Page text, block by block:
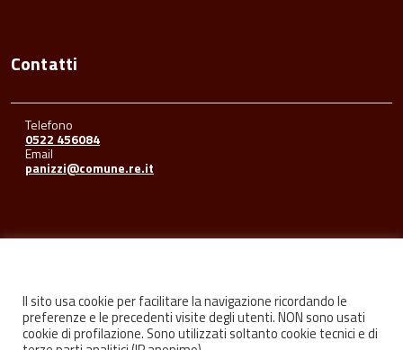
Contatti
Telefono
0522 456084
Email
panizzi@comune.re.it
FacebookYoutubeInstagram
Il sito usa cookie per facilitare la navigazione ricordando le
preferenze e le precedenti visite degli utenti. NON sono usati
cookie di profilazione. Sono utilizzati soltanto cookie tecnici e di